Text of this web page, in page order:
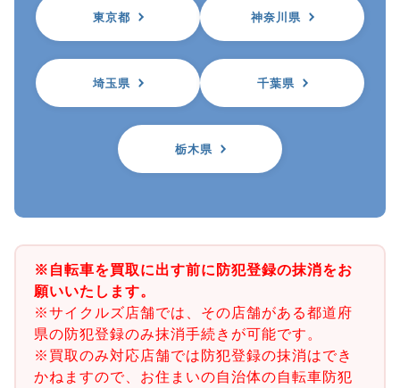
東京都 神奈川県
埼玉県 千葉県
栃木県
※自転車を買取に出す前に防犯登録の抹消をお
願いいたします。
※サイクルズ店舗では、その店舗がある都道府
県の防犯登録のみ抹消手続きが可能です。
※買取のみ対応店舗では防犯登録の抹消はでき
かねますので、お住まいの自治体の自転車防犯